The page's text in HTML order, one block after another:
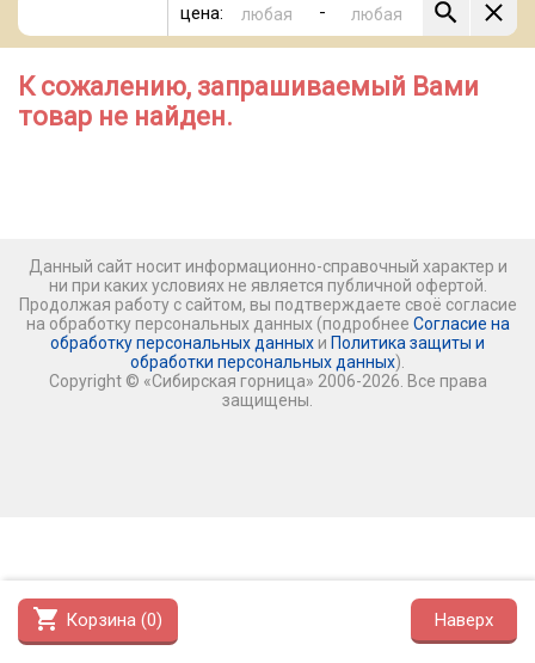
цена: -
shopping_cart Корзина (0) Наверх
К сожалению, запрашиваемый Вами
товар не найден.
Данный сайт носит информационно-справочный характер и
ни при каких условиях не является публичной офертой.
Продолжая работу с сайтом, вы подтверждаете своё согласие
на обработку персональных данных (подробнее Согласие на
обработку персональных данных и Политика защиты и
обработки персональных данных).
Copyright © «Сибирская горница» 2006-2026. Все права
защищены.